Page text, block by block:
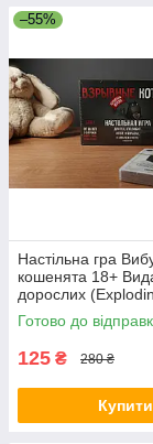
–55%
Настільна гра
кошенята 18+
дорослих
+ правила
Готово до
125 ₴ 280 ₴
Купити